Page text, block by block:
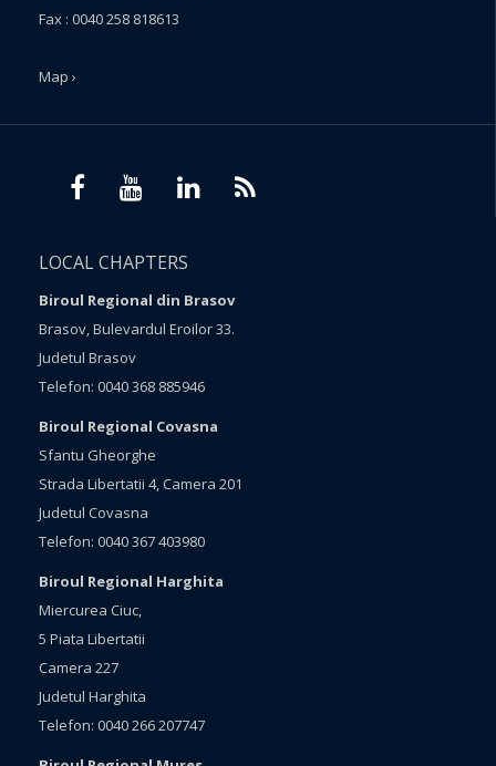
Fax : 0040 258 818613
Map ›
LOCAL CHAPTERS
Biroul Regional din Brasov
Brasov, Bulevardul Eroilor 33.
Judetul Brasov
Telefon: 0040 368 885946
Biroul Regional Covasna
Sfantu Gheorghe
Strada Libertatii 4, Camera 201
Judetul Covasna
Telefon: 0040 367 403980
Biroul Regional Harghita
Miercurea Ciuc,
5 Piata Libertatii
Camera 227
Judetul Harghita
Telefon: 0040 266 207747